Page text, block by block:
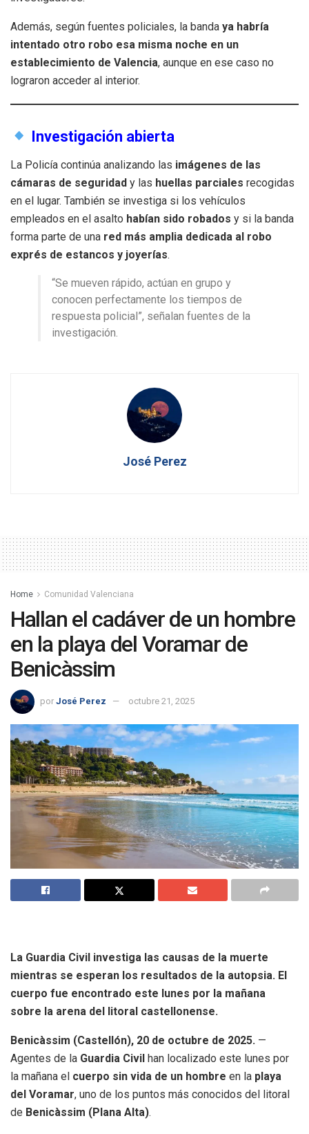
Además, según fuentes policiales, la banda ya habría
intentado otro robo esa misma noche en un
establecimiento de Valencia, aunque en ese caso no
lograron acceder al interior.
Investigación abierta
La Policía continúa analizando las imágenes de las
cámaras de seguridad y las huellas parciales recogidas
en el lugar. También se investiga si los vehículos
empleados en el asalto habían sido robados y si la banda
forma parte de una red más amplia dedicada al robo
exprés de estancos y joyerías.
“Se mueven rápido, actúan en grupo y
conocen perfectamente los tiempos de
respuesta policial”, señalan fuentes de la
investigación.
José Perez
Home Comunidad Valenciana
Hallan el cadáver de un hombre
en la playa del Voramar de
Benicàssim
por José Perez octubre 21, 2025
La Guardia Civil investiga las causas de la muerte
mientras se esperan los resultados de la autopsia. El
cuerpo fue encontrado este lunes por la mañana
sobre la arena del litoral castellonense.
Benicàssim (Castellón), 20 de octubre de 2025. —
Agentes de la Guardia Civil han localizado este lunes por
la mañana el cuerpo sin vida de un hombre en la playa
del Voramar, uno de los puntos más conocidos del litoral
de Benicàssim (Plana Alta).